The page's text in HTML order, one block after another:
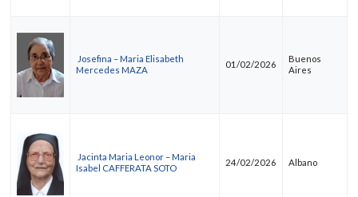
Josefina – Maria Elisabeth
Mercedes MAZA
01/02/2026
Buenos
Aires
Jacinta Maria Leonor – Maria
Isabel CAFFERATA SOTO
24/02/2026 Albano